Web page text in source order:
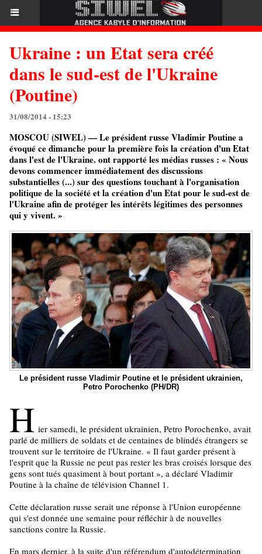
Ukraine : un Etat sera créé
dans le sud-est de l'Ukraine
(Poutine)
31/08/2014 - 15:23
MOSCOU (SIWEL) — Le président russe Vladimir Poutine a
évoqué ce dimanche pour la première fois la création d'un Etat
dans l'est de l'Ukraine. ont rapporté les médias russes : « Nous
devons commencer immédiatement des discussions
substantielles (...) sur des questions touchant à l'organisation
politique de la société et la création d'un Etat pour le sud-est de
l'Ukraine afin de protéger les intérêts légitimes des personnes
qui y vivent. »
Le président russe Vladimir Poutine et le président ukrainien,
Petro Porochenko (PH/DR)
H ier samedi, le président ukrainien, Petro Porochenko, avait
parlé de milliers de soldats et de centaines de blindés étrangers se
trouvent sur le territoire de l'Ukraine. « Il faut garder présent à
l'esprit que la Russie ne peut pas rester les bras croisés lorsque des
gens sont tués quasiment à bout portant », a déclaré Vladimir
Poutine à la chaîne de télévision Channel 1.
Cette déclaration russe serait une réponse à l'Union européenne
qui s'est donnée une semaine pour réfléchir à de nouvelles
sanctions contre la Russie.
En mars dernier, à la suite d'un référendum d'autodétermination